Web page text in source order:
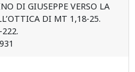
DI GIUSEPPE VERSO LA
DI MT 1,18-25.